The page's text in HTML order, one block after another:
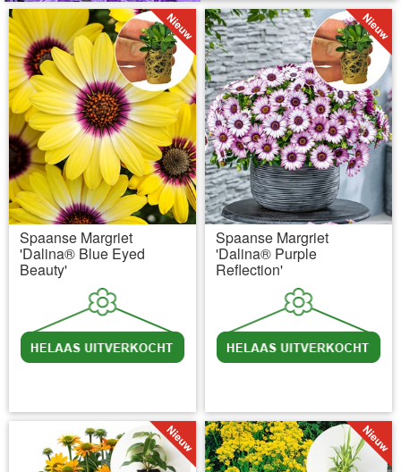
Spaanse Margriet
'Dalina® Blue Eyed
Beauty'
Spaanse Margriet
'Dalina® Purple
Reflection'